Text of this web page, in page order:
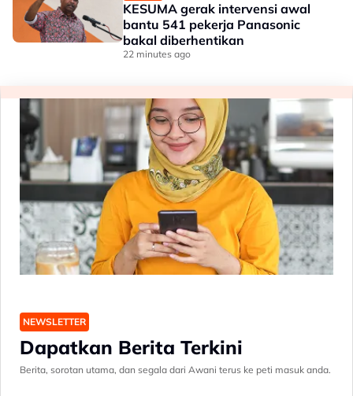
KESUMA gerak intervensi awal
bantu 541 pekerja Panasonic
bakal diberhentikan
22 minutes ago
NEWSLETTER
Dapatkan Berita Terkini
Berita, sorotan utama, dan segala dari Awani terus ke peti masuk anda.